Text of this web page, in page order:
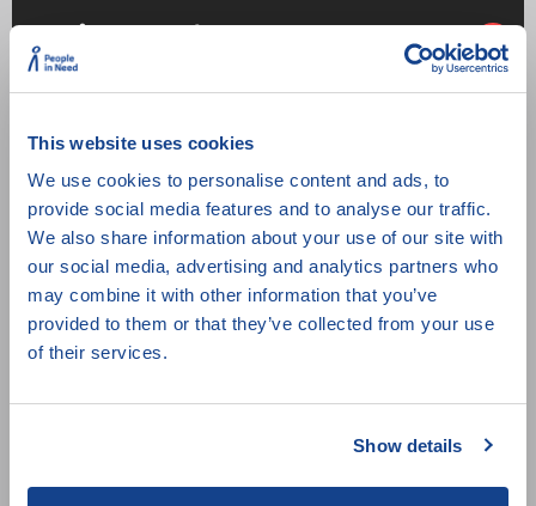
This website uses cookies
We use cookies to personalise content and ads, to
provide social media features and to analyse our traffic.
We also share information about your use of our site with
our social media, advertising and analytics partners who
may combine it with other information that you’ve
provided to them or that they’ve collected from your use
of their services.
Show details
Pomůže nám z frustrace AI?
2 min